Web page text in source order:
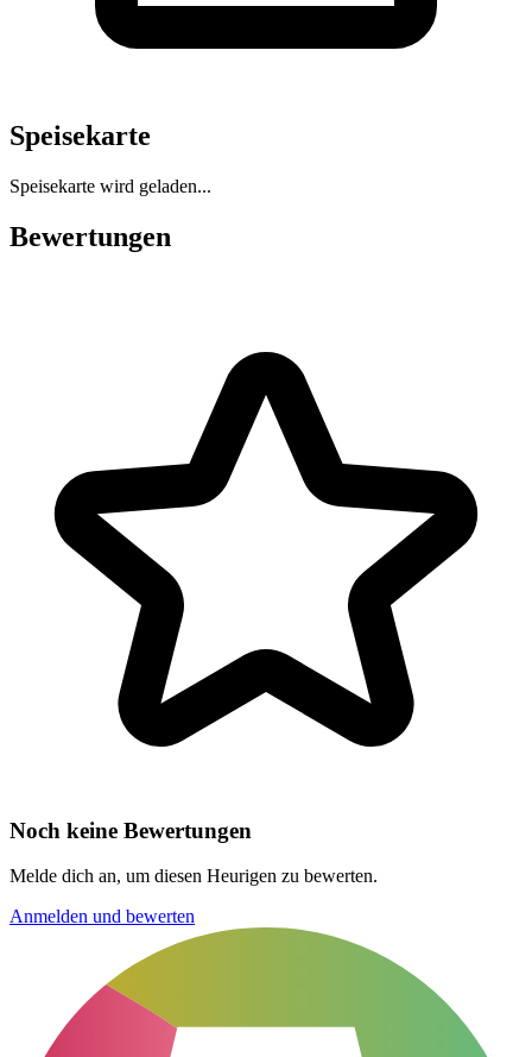
Speisekarte
Speisekarte wird geladen...
Bewertungen
Noch keine Bewertungen
Melde dich an, um diesen Heurigen zu bewerten.
Anmelden und bewerten